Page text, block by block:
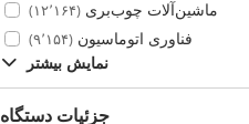
ماشین‌آلات چوب‌بری(۱۲٬۱۶۴)
فناوری اتوماسیون(۹٬۱۵۴)
نمایش بیشتر
جزئیات دستگاه